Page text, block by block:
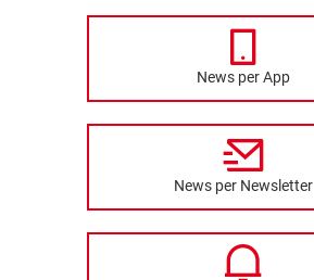
News per App
News per Newsletter